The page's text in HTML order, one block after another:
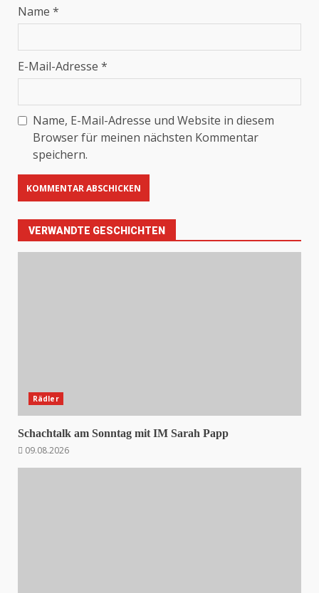
Name *
E-Mail-Adresse *
Name, E-Mail-Adresse und Website in diesem
Browser für meinen nächsten Kommentar
speichern.
VERWANDTE GESCHICHTEN
Rädler
Schachtalk am Sonntag mit IM Sarah Papp
09.08.2026